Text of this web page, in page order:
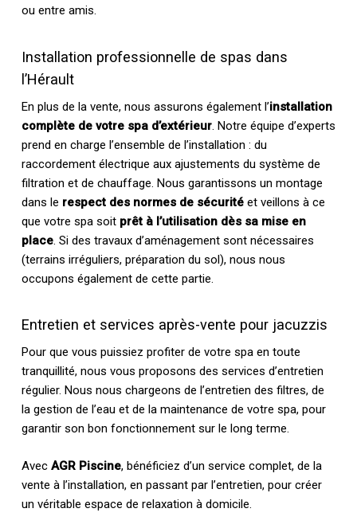
ou entre amis.
Installation professionnelle de spas dans
l’Hérault
En plus de la vente, nous assurons également l’installation
complète de votre spa d’extérieur. Notre équipe d’experts
prend en charge l’ensemble de l’installation : du
raccordement électrique aux ajustements du système de
filtration et de chauffage. Nous garantissons un montage
dans le respect des normes de sécuritéet veillons à ce
que votre spa soit prêt à l’utilisation dès sa mise en
place. Si des travaux d’aménagement sont nécessaires
(terrains irréguliers, préparation du sol), nous nous
occupons également de cette partie.
Entretien et services après-vente pour jacuzzis
Pour que vous puissiez profiter de votre spa en toute
tranquillité, nous vous proposons des services d’entretien
régulier. Nous nous chargeons de l’entretien des filtres, de
la gestion de l’eau et de la maintenance de votre spa, pour
garantir son bon fonctionnement sur le long terme.
Avec AGR Piscine, bénéficiez d’un service complet, de la
vente à l’installation, en passant par l’entretien, pour créer
un véritable espace de relaxation à domicile.